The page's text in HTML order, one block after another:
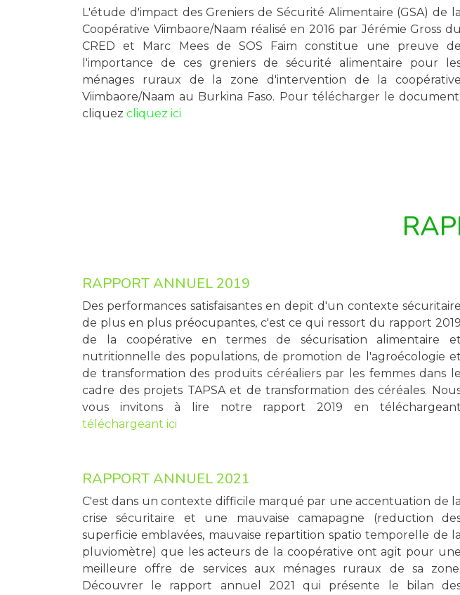
L'étude d'impact des Greniers de Sécurité Alimentaire (GSA) de la
Coopérative Viimbaore/Naam réalisé en 2016 par Jérémie Gross du
CRED et Marc Mees de SOS Faim constitue une preuve de
l'importance de ces greniers de sécurité alimentaire pour
ménages ruraux de la zone d'intervention de la coopérative
Viimbaore/Naam au Burkina Faso. Pour télécharger le
cliquez cliquez ici
RAPPORT ANNUEL 2019
Des performances satisfaisantes en depit d'un contexte sécuritaire
de plus en plus préocupantes, c'est ce qui ressort du rapport 2019
de la coopérative en termes de sécurisation alimentaire et
nutritionnelle des populations, de promotion de l'agroécologie et
de transformation des produits céréaliers par les femmes dans le
cadre des projets TAPSA et de transformation des céréales.
vous invitons à lire notre rapport 2019 en téléchargeant
téléchargeant ici
RAPPORT ANNUEL 2021
C'est dans un contexte difficile marqué par une accentuation de la
crise sécuritaire et une mauvaise camapagne (reduction
superficie emblavées, mauvaise repartition spatio temporelle de la
pluviomètre) que les acteurs de la coopérative ont agit pour une
meilleure offre de services aux ménages ruraux de sa zone.
Découvrer le rapport annuel 2021 qui présente le bilan